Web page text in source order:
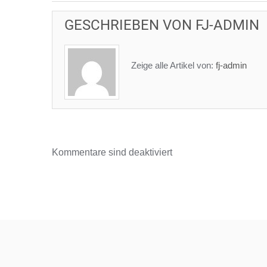
GESCHRIEBEN VON FJ-ADMIN
Zeige alle Artikel von: fj-admin
Kommentare sind deaktiviert